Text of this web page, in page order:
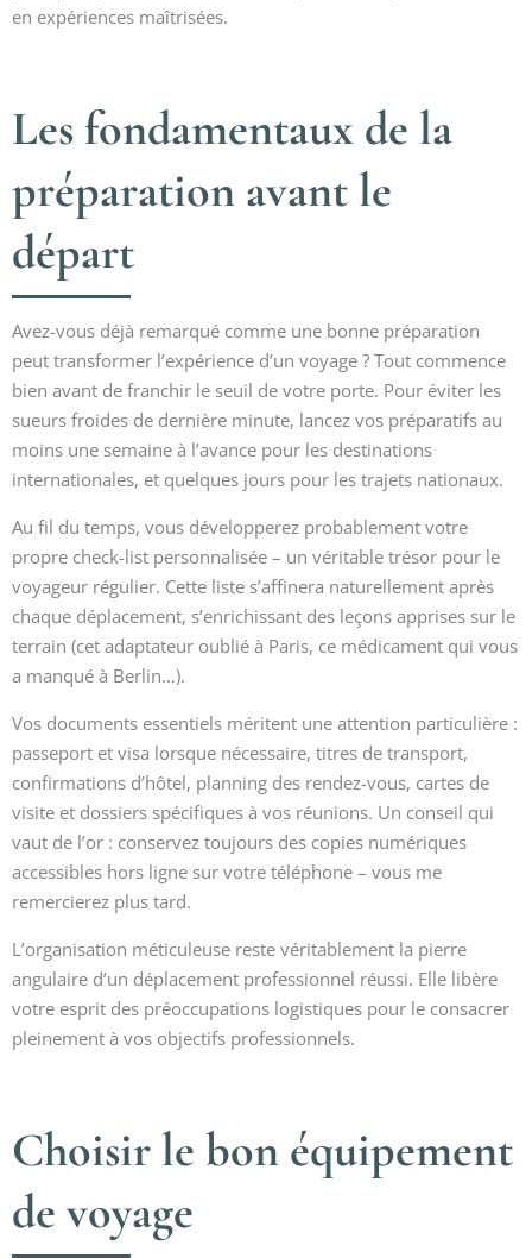
en expériences maîtrisées.
Les fondamentaux de la
préparation avant le
départ
Avez-vous déjà remarqué comme une bonne préparation
peut transformer l’expérience d’un voyage ? Tout commence
bien avant de franchir le seuil de votre porte. Pour éviter les
sueurs froides de dernière minute, lancez vos préparatifs au
moins une semaine à l’avance pour les destinations
internationales, et quelques jours pour les trajets nationaux.
Au fil du temps, vous développerez probablement votre
propre check-list personnalisée – un véritable trésor pour le
voyageur régulier. Cette liste s’affinera naturellement après
chaque déplacement, s’enrichissant des leçons apprises sur le
terrain (cet adaptateur oublié à Paris, ce médicament qui vous
a manqué à Berlin…).
Vos documents essentiels méritent une attention particulière :
passeport et visa lorsque nécessaire, titres de transport,
confirmations d’hôtel, planning des rendez-vous, cartes de
visite et dossiers spécifiques à vos réunions. Un conseil qui
vaut de l’or : conservez toujours des copies numériques
accessibles hors ligne sur votre téléphone – vous me
remercierez plus tard.
L’organisation méticuleuse reste véritablement la pierre
angulaire d’un déplacement professionnel réussi. Elle libère
votre esprit des préoccupations logistiques pour le consacrer
pleinement à vos objectifs professionnels.
Choisir le bon équipement
de voyage